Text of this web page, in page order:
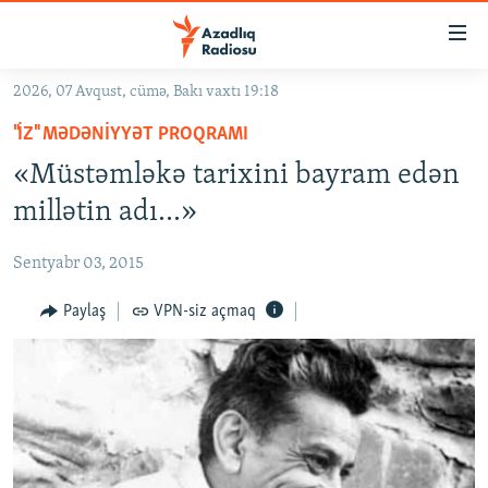
Əsas
qayıt
Əsas
naviqasiyaya
qayıt
Axtarışa
GÜNDƏM
KORRUPSIOMETR
FƏRQƏ BAX
QANUNI DOĞRU
ARAŞDIRMA
VIDEO
FOTOQALEREYA
RADIO ARXIV
OXU ZALI
HAQQIMIZDA
2026, 07 Avqust, cümə, Bakı vaxtı 19:18
"İZ" MƏDƏNIYYƏT PROQRAMI
«Müstəmləkə tarixini bayram edən
millətin adı...»
Sentyabr 03, 2015
Paylaş VPN-siz açmaq